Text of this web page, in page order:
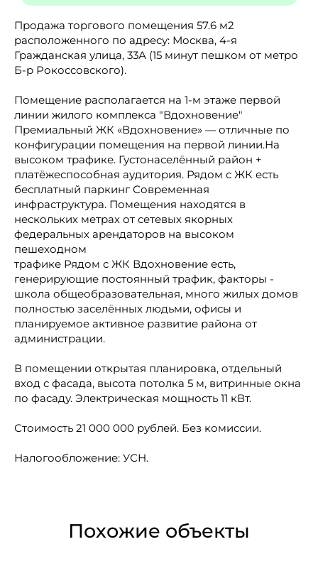
Продажа торгового помещения 57.6 м2
расположенного по адресу: Москва, 4-я
Гражданская улица, 33А (15 минут пешком от метро
Б-р Рокоссовского).
Помещение располагается на 1-м этаже первой
линии жилого комплекса "Вдохновение"
Премиальный ЖК «Вдохновение» — отличные по
конфигурации помещения на первой линии.На
высоком трафике. Густонаселённый район +
платёжеспособная аудитория. Рядом с ЖК есть
бесплатный паркинг Современная
инфраструктура. Помещения находятся в
нескольких метрах от сетевых якорных
федеральных арендаторов на высоком
пешеходном
трафике Рядом с ЖК Вдохновение есть,
генерирующие постоянный трафик, факторы -
школа общеобразовательная, много жилых домов
полностью заселённых людьми, офисы и
планируемое активное развитие района от
администрации.
В помещении открытая планировка, отдельный
вход с фасада, высота потолка 5 м, витринные окна
по фасаду. Электрическая мощность 11 кВт.
Стоимость 21 000 000 рублей. Без комиссии.
Налогообложение: УСН.
Похожие объекты